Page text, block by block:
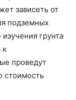
зависеть от
подземных
грунта
к
проведут
стоимость